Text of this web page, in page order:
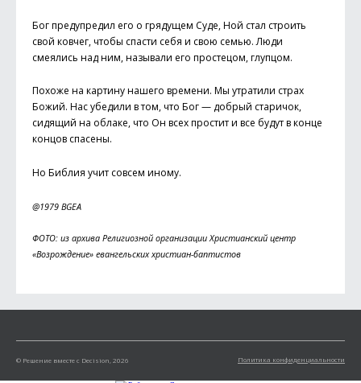
Бог предупредил его о грядущем Суде, Ной стал строить
свой ковчег, чтобы спасти себя и свою семью. Люди
смеялись над ним, называли его про­стецом, глупцом.
Похоже на картину нашего времени. Мы утратили страх
Божий. Нас убедили в том, что Бог — добрый старичок,
сидящий на облаке, что Он всех простит и все будут в конце
концов спасены.
Но Библия учит совсем иному.
@1979 BGEA
ФОТО: из архива Религиозной организации Христианский центр
«Возрождение» евангельских хрис­тиан-баптистов
Политика конфиденциальности
© Решение вместе с Decision, 2026